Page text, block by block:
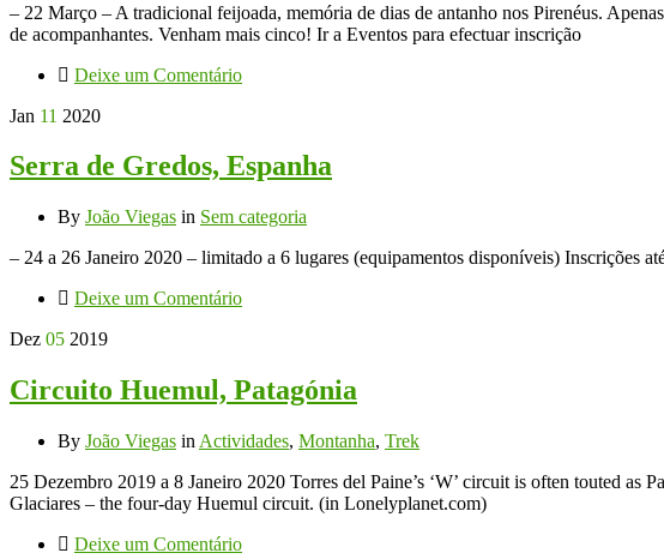
– 22 Março – A tradicional feijoada, memória de dias de antanho nos Pirenéus.
de acompanhantes. Venham mais cinco! Ir a Eventos para efectuar inscrição
Deixe um Comentário
Jan 11 2020
Serra de Gredos, Espanha
By João Viegas in Sem categoria
– 24 a 26 Janeiro 2020 – limitado a 6 lugares (equipamentos disponíveis) Inscrições
Deixe um Comentário
Dez 05 2019
Circuito Huemul, Patagónia
By João Viegas in Actividades, Montanha, Trek
25 Dezembro 2019 a 8 Janeiro 2020 Torres del Paine’s ‘W’ circuit is often touted
Glaciares – the four-day Huemul circuit. (in Lonelyplanet.com)
Deixe um Comentário